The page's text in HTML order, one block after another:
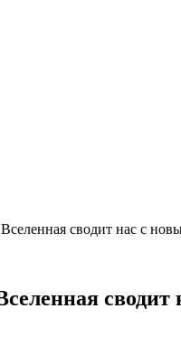
сводит нас с